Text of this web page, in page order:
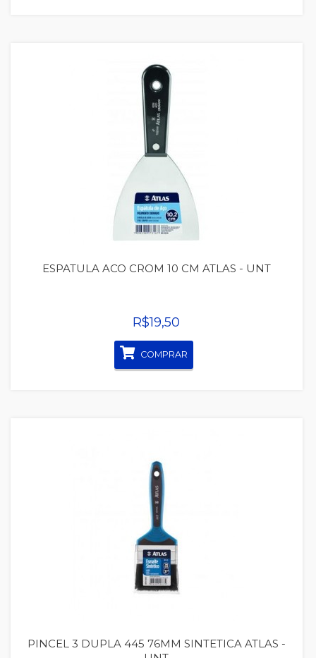
Quickview
ESPATULA ACO CROM 10 CM ATLAS - UNT
R$19,50
COMPRAR
Quickview
PINCEL 3 DUPLA 445 76MM SINTETICA ATLAS -